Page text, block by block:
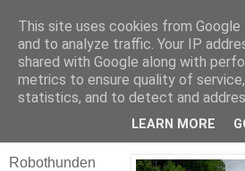
Arkitektur &
17 juli 2022
Robot overvåker
Robothunden
This site uses cookies from
and to analyze traffic. Your IP
shared with Google along with
metrics to ensure quality of
statistics, and to detect and
LEARN MORE